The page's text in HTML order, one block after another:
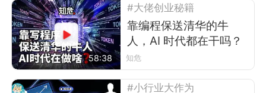
58:38
#大佬创业秘籍
靠编程保送清华的牛
人，AI 时代都在干吗？
知危
#小行业大作为